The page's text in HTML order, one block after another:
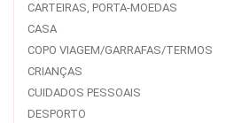
CARTEIRAS, PORTA-MOEDAS
CASA
COPO VIAGEM/GARRAFAS/TERMOS
CRIANÇAS
CUIDADOS PESSOAIS
DESPORTO